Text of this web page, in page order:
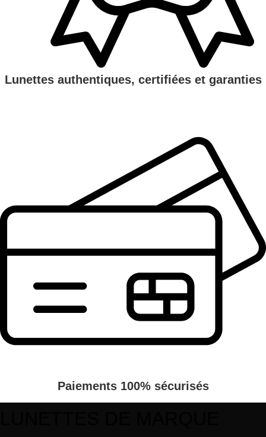
Lunettes authentiques, certifiées et garanties
Paiements 100% sécurisés